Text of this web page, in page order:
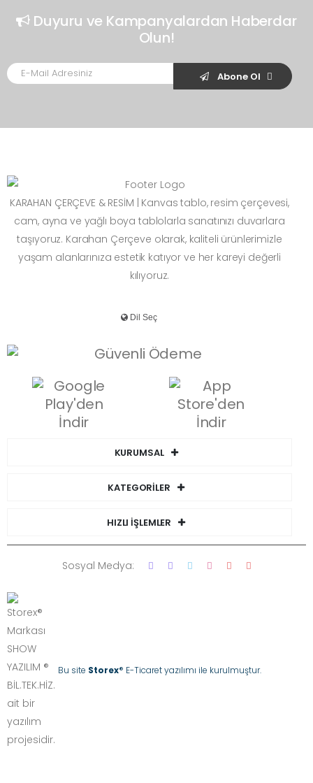
Duyuru ve Kampanyalardan Haberdar
Olun!
Abone Ol
KARAHAN ÇERÇEVE & RESİM | Kanvas tablo, resim çerçevesi,
cam, ayna ve yağlı boya tablolarla sanatınızı duvarlara
taşıyoruz. Karahan Çerçeve olarak, kaliteli ürünlerimizle
yaşam alanlarınıza estetik katıyor ve her kareyi değerli
kılıyoruz.
KURUMSAL
KATEGORİLER
HIZLI İŞLEMLER
Bu site Storex® E-Ticaret yazılımı ile kurulmuştur.
Sosyal Medya: